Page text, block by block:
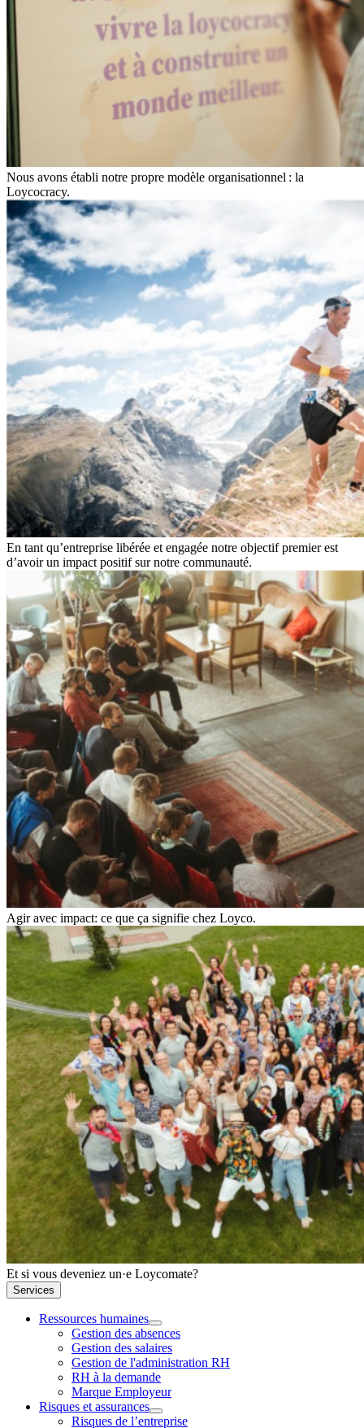
Nous avons établi notre propre modèle organisationnel : la
Loycocracy.
En tant qu’entreprise libérée et engagée notre objectif premier est
d’avoir un impact positif sur notre communauté.
Agir avec impact: ce que ça signifie chez Loyco.
Et si vous deveniez un·e Loycomate?
Services
Ressources humaines
Gestion des absences
Gestion des salaires
Gestion de l'administration RH
RH à la demande
Marque Employeur
Risques et assurances
Risques de l’entreprise